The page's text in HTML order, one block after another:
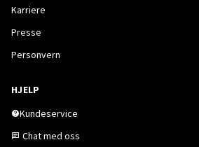
Karriere
Presse
Personvern
HJELP
Kundeservice
Chat med oss